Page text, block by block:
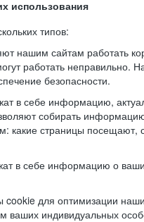
использования
типов:
нашим сайтам работать
работать неправильно.
безопасности.
в себе информацию,
собирать
какие страницы посещают,
в себе информацию о
для оптимизации
ваших индивидуальных